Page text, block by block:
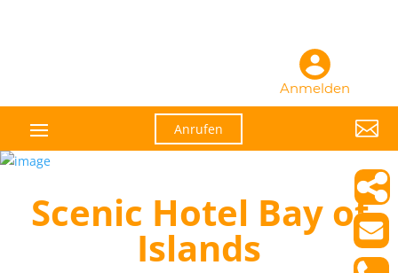
Anmelden
Anrufen 
Scenic Hotel Bay of
Islands